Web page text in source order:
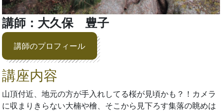
講師：大久保 豊子
講師のプロフィール
講座内容
山頂付近、地元の方が手入れしてる桜が見頃かも？！カメラ
に収まりきらない大楠や檜、そこから見下ろす集落の眺めは